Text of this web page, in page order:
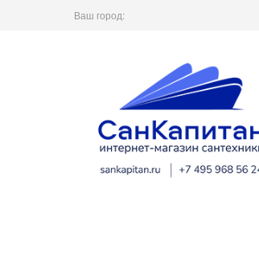
Ваш город: